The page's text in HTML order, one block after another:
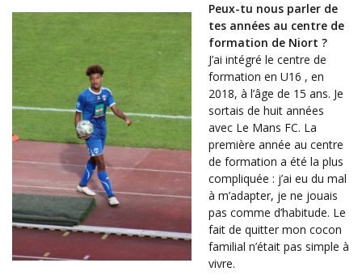
Peux-tu nous parler de
tes années au centre de
formation de Niort ?
J’ai intégré le centre de
formation en U16 , en
2018, à l’âge de 15 ans. Je
sortais de huit années
avec Le Mans FC. La
première année au centre
de formation a été la plus
compliquée : j’ai eu du mal
à m’adapter, je ne jouais
pas comme d’habitude. Le
fait de quitter mon cocon
familial n’était pas simple à
vivre.